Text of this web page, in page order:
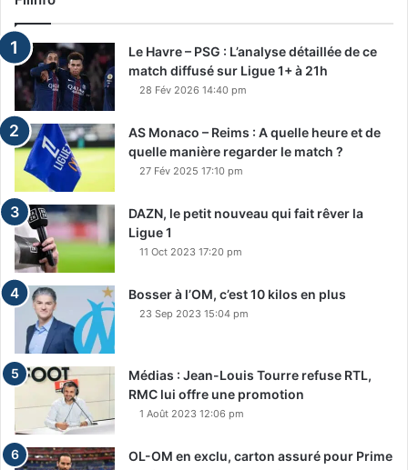
Le Havre – PSG : L’analyse détaillée de ce
match diffusé sur Ligue 1+ à 21h
28 Fév 2026 14:40 pm
AS Monaco – Reims : A quelle heure et de
quelle manière regarder le match ?
27 Fév 2025 17:10 pm
DAZN, le petit nouveau qui fait rêver la
Ligue 1
11 Oct 2023 17:20 pm
Bosser à l’OM, c’est 10 kilos en plus
23 Sep 2023 15:04 pm
Médias : Jean-Louis Tourre refuse RTL,
RMC lui offre une promotion
1 Août 2023 12:06 pm
OL-OM en exclu, carton assuré pour Prime